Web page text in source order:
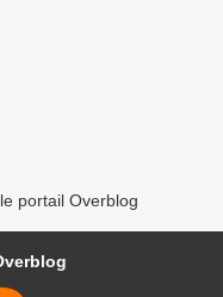
portail Overblog